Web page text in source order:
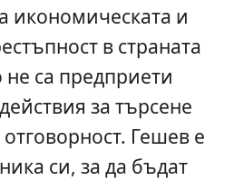
икономическата и
в страната
са предприети
за търсене
Гешев е
си, за да бъдат